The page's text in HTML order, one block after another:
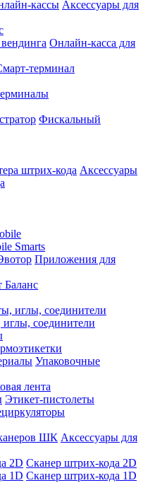
Аксессуары для
Онлайн-касса для
терминал
Фискальный
Аксессуары
Smarts
Приложения для
Баланс
соединители
Упаковочные
лента
Этикет-пистолеты
Аксессуары для
Сканер штрих-кода 2D
Сканер штрих-кода 1D